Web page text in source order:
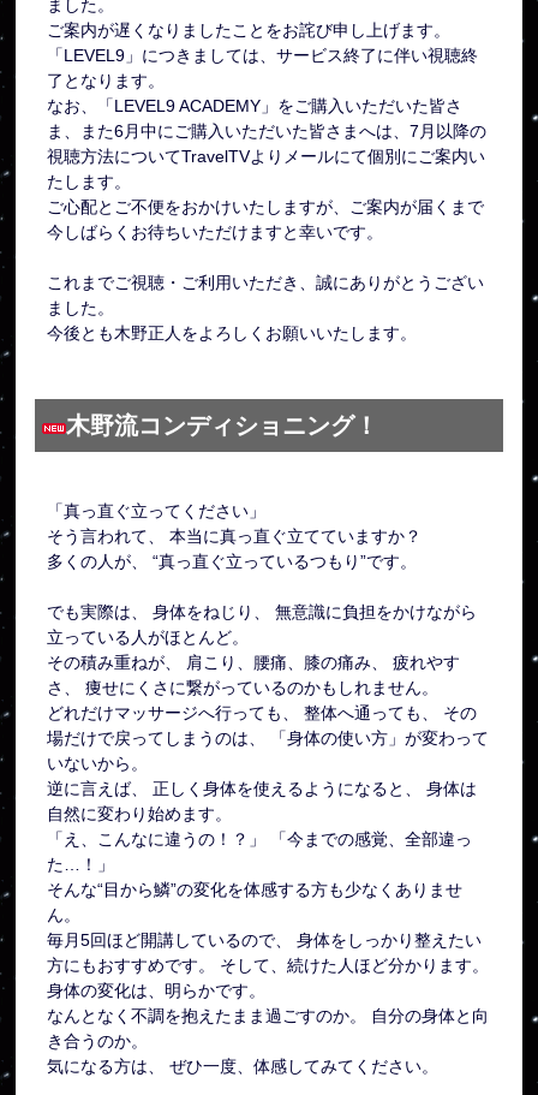
ました。
ご案内が遅くなりましたことをお詫び申し上げます。
「LEVEL9」につきましては、サービス終了に伴い視聴終
了となります。
なお、「LEVEL9 ACADEMY」をご購入いただいた皆さ
ま、また6月中にご購入いただいた皆さまへは、7月以降の
視聴方法についてTravelTVよりメールにて個別にご案内い
たします。
ご心配とご不便をおかけいたしますが、ご案内が届くまで
今しばらくお待ちいただけますと幸いです。
これまでご視聴・ご利用いただき、誠にありがとうござい
ました。
今後とも木野正人をよろしくお願いいたします。
木野流コンディショニング！
「真っ直ぐ立ってください」
そう言われて、 本当に真っ直ぐ立てていますか？
多くの人が、 “真っ直ぐ立っているつもり”です。
でも実際は、 身体をねじり、 無意識に負担をかけながら
立っている人がほとんど。
その積み重ねが、 肩こり、腰痛、膝の痛み、 疲れやす
さ、 痩せにくさに繋がっているのかもしれません。
どれだけマッサージへ行っても、 整体へ通っても、 その
場だけで戻ってしまうのは、 「身体の使い方」が変わって
いないから。
逆に言えば、 正しく身体を使えるようになると、 身体は
自然に変わり始めます。
「え、こんなに違うの！？」 「今までの感覚、全部違っ
た…！」
そんな“目から鱗”の変化を体感する方も少なくありませ
ん。
毎月5回ほど開講しているので、 身体をしっかり整えたい
方にもおすすめです。 そして、続けた人ほど分かります。
身体の変化は、明らかです。
なんとなく不調を抱えたまま過ごすのか。 自分の身体と向
き合うのか。
気になる方は、 ぜひ一度、体感してみてください。